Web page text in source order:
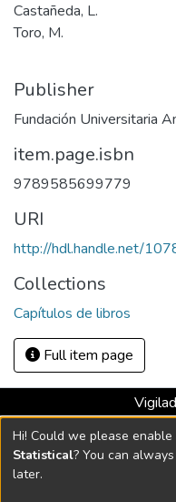
Castañeda, L.
Toro, M.
Publisher
Fundación Universitaria
item.page.isbn
9789585699779
URI
http://hdl.handle.net/
Collections
Capítulos de libros
Full item page
Universidad con
Hi! Could we please
Statistical? You can
later.